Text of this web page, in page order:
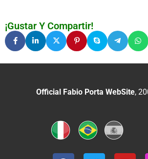
¡Gustar Y Compartir!
Official Fabio Porta WebSite,